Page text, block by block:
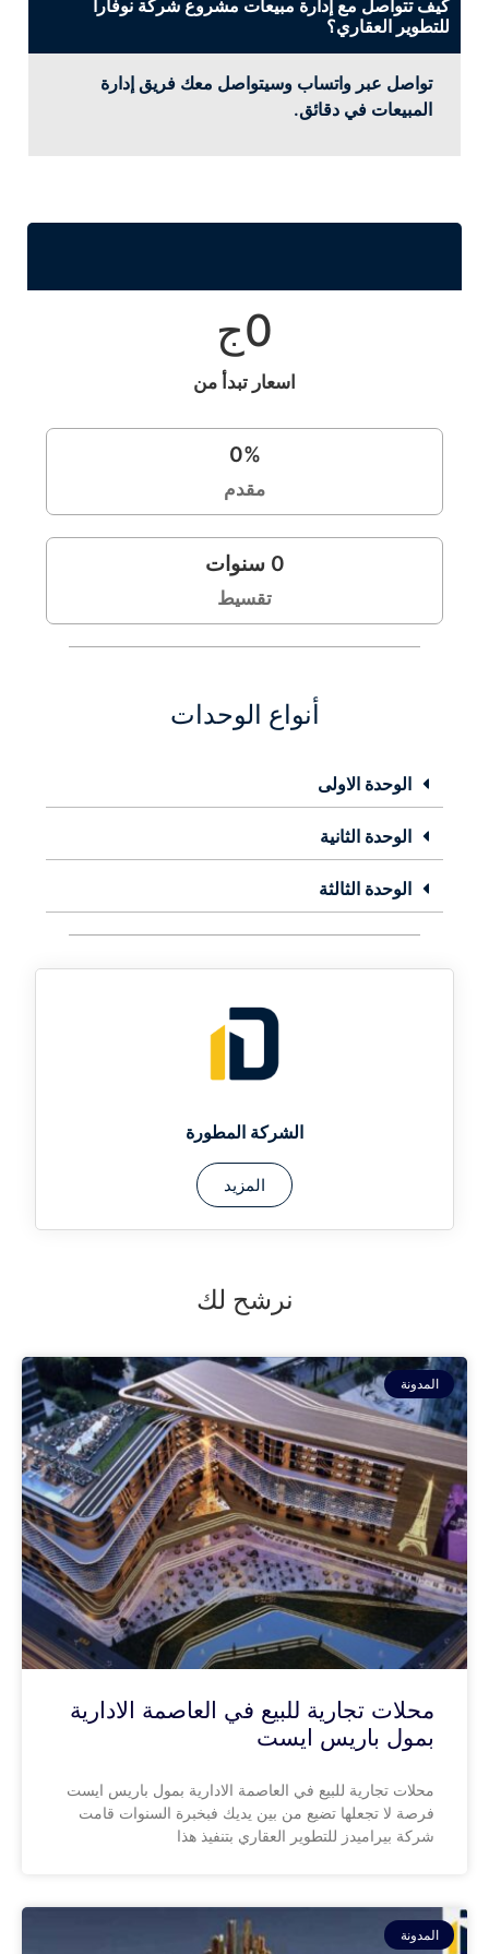
كيف تتواصل مع إدارة مبيعات مشروع شركة نوفارا
للتطوير العقاري؟
تواصل عبر واتساب وسيتواصل معك فريق إدارة
المبيعات في دقائق.
0ج
اسعار تبدأ من
0%
مقدم
0 سنوات
تقسيط
أنواع الوحدات
الوحدة الاولى
الوحدة الثانية
الوحدة الثالثة
الشركة المطورة
المزيد
نرشح لك
المدونة
محلات تجارية للبيع في العاصمة الادارية
بمول باريس ايست
محلات تجارية للبيع في العاصمة الادارية بمول باريس ايست
فرصة لا تجعلها تضيع من بين يديك فبخبرة السنوات قامت
شركة بيراميدز للتطوير العقاري بتنفيذ هذا
المدونة